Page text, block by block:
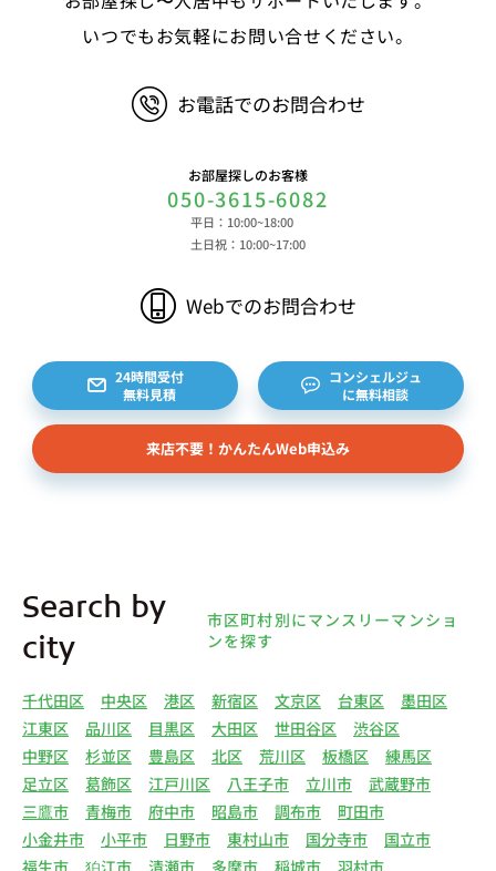
子、広告識別子、IPアドレス、クッキーデータおよ
閲覧時刻、リファラー情報ならびにクッキーIDや広
対するお問い合わせ・ご連絡等に関する情報等 ま
た、お客様の個人情報は、弊社のデータベースシス
テムに登録されます。登録されるお客様の個人情報
積書等をもとに登録されます。 （2）弊社と賃貸
借契約を締結している不動産所有者様および所有者
約等のお問合せをいただいた個人または企業、イン
ターネット上の不動産オーナーサイト等からの査定
依頼者、 公開情報などから取得した不動産所有者
様（以下総称して「オーナー様」といいます）の個
人情報を取得します。取得する個人情報は、上記
下記（1）～（13）における利用目的のために利用
し、また、利用目的を達成するために必要な範囲で
リー物件の紹介、利用契約に関する連絡、利用契約
の締結、履行。（2）弊社の他のマンスリー物件お
よびサービスの紹介ならびにお客様・オーナー様に
とって有用と思われる弊社提携先の商品・サービス
等を紹介するためのダイレクトメール、住環境向上
のためのアンケート等の発送（3）賃貸事業におけ
る情報・サービスを提供するための郵便物、電話、
いつでもお気軽にお問い合せください。
お電話でのお問合わせ
お部屋探しのお客様
050-3615-6082
平日：10:00~18:00
土日祝：10:00~17:00
Webでのお問合わせ
24時間受付
無料見積
コンシェルジュ
に無料相談
来店不要！かんたんWeb申込み
Search by
city
市区町村別にマンスリーマンショ
ンを探す
千代田区 中央区 港区 新宿区 文京区 台東区
墨田区
江東区
品川区 目黒区 大田区 世田谷区
渋谷区
中野区
杉並区 豊島区 北区 荒川区 板橋区
練馬区
足立区
葛飾区 江戸川区 八王子市 立川市
武蔵野市
三鷹市
青梅市 府中市 昭島市 調布市
町田市
小金井市
小平市 日野市 東村山市 国分寺市
国立市
福生市
狛江市 清瀬市 多摩市 稲城市
羽村市